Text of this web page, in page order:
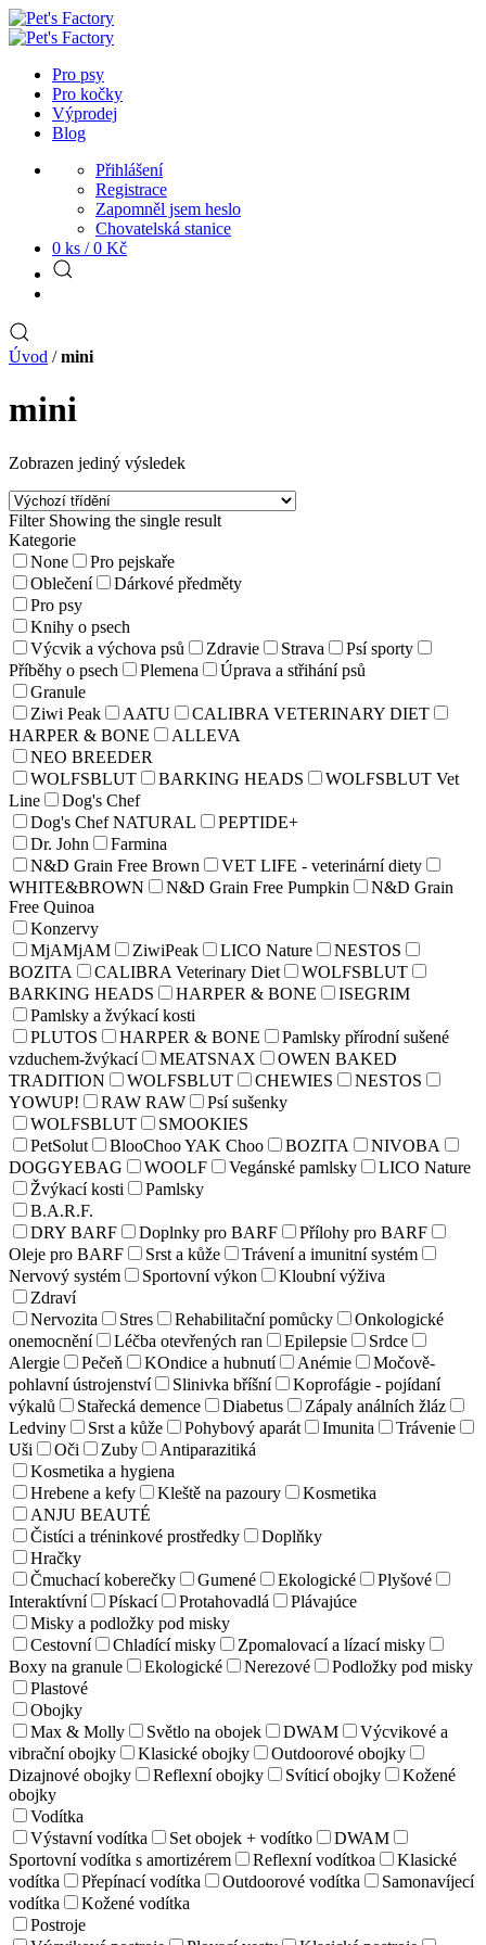
Pro psy
Pro kočky
Výprodej
Blog
Přihlášení
Registrace
Zapomněl jsem heslo
Chovatelská stanice
0 ks / 0 Kč
Úvod /mini
mini
Zobrazen jediný výsledek
Filter Showing the single result
Kategorie
None
Pro pejskaře
Oblečení
Dárkové předměty
Pro psy
Knihy o psech
Výcvik a výchova psů
Zdravie Strava
Psí sporty
Příběhy o psech
Plemena
Úprava a střihání psů
Granule
Ziwi Peak
AATU
CALIBRA VETERINARY DIET
HARPER & BONE
ALLEVA
NEO BREEDER
WOLFSBLUT
BARKING HEADS
WOLFSBLUT Vet
Line
Dog's Chef
Dog's Chef NATURAL
PEPTIDE+
Dr. John
Farmina
N&D Grain Free Brown
VET LIFE - veterinární diety
WHITE&BROWN
N&D Grain Free Pumpkin
N&D Grain
Free Quinoa
Konzervy
MjAMjAM
ZiwiPeak LICO Nature
NESTOS
BOZITA
CALIBRA Veterinary Diet
WOLFSBLUT
BARKING HEADS
HARPER & BONE
ISEGRIM
Pamlsky a žvýkací kosti
PLUTOS
HARPER & BONE
Pamlsky přírodní sušené
vzduchem-žvýkací
MEATSNAX
OWEN BAKED
TRADITION
WOLFSBLUT CHEWIES
NESTOS
YOWUP!
RAW RAW
Psí sušenky
WOLFSBLUT
SMOOKIES
PetSolut
BlooChoo YAK Choo BOZITA
NIVOBA
DOGGYEBAG
WOOLF Vegánské pamlsky
LICO Nature
Žvýkací kosti
Pamlsky
B.A.R.F.
DRY BARF
Doplnky pro BARF
Přílohy pro BARF
Oleje pro BARF
Srst a kůže
Trávení a imunitní systém
Nervový systém
Sportovní výkon
Kloubní výživa
Zdraví
Nervozita
Stres Rehabilitační pomůcky
Onkologické
onemocnění
Léčba otevřených ran Epilepsie
Srdce
Alergie
Pečeň KOndice a hubnutí Anémie
Močově-
pohlavní ústrojenství
Slinivka bříšní
Koprofágie - pojídaní
výkalů
Stařecká demence Diabetus
Zápaly análních žláz
Ledviny
Srst a kůže Pohybový aparát Imunita
Trávenie
Uši
Oči Zuby
Antiparazitiká
Kosmetika a hygiena
Hrebene a kefy
Kleště na pazoury
Kosmetika
ANJU BEAUTÉ
Čistíci a tréninkové prostředky
Doplňky
Hračky
Čmuchací koberečky
Gumené Ekologické
Plyšové
Interaktívní
Pískací Protahovadlá
Plávajúce
Misky a podložky pod misky
Cestovní
Chladící misky
Zpomalovací a lízací misky
Boxy na granule
Ekologické Nerezové
Podložky pod misky
Plastové
Obojky
Max & Molly
Světlo na obojek DWAM
Výcvikové a
vibrační obojky
Klasické obojky
Outdoorové obojky
Dizajnové obojky
Reflexní obojky Svíticí obojky
Kožené
obojky
Vodítka
Výstavní vodítka
Set obojek + vodítko
DWAM
Sportovní vodítka s amortizérem
Reflexní vodítkoa
Klasické
vodítka
Přepínací vodítka Outdoorové vodítka
Samonavíjecí
vodítka
Kožené vodítka
Postroje